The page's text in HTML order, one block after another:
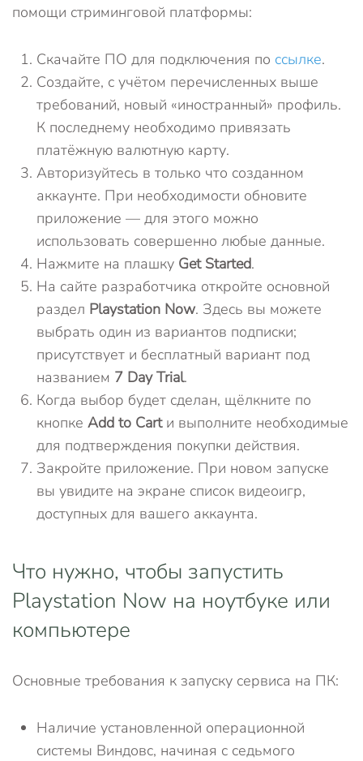
помощи стриминговой платформы:
Скачайте ПО для подключения по ссылке.
Создайте, с учётом перечисленных выше
требований, новый «иностранный» профиль.
К последнему необходимо привязать
платёжную валютную карту.
Авторизуйтесь в только что созданном
аккаунте. При необходимости обновите
приложение — для этого можно
использовать совершенно любые данные.
Нажмите на плашку Get Started.
На сайте разработчика откройте основной
раздел Playstation Now. Здесь вы можете
выбрать один из вариантов подписки;
присутствует и бесплатный вариант под
названием 7 Day Trial.
Когда выбор будет сделан, щёлкните по
кнопке Add to Cartи выполните необходимые
для подтверждения покупки действия.
Закройте приложение. При новом запуске
вы увидите на экране список видеоигр,
доступных для вашего аккаунта.
Что нужно, чтобы запустить
Playstation Now на ноутбуке или
компьютере
Основные требования к запуску сервиса на ПК:
Наличие установленной операционной
системы Виндовс, начиная с седьмого